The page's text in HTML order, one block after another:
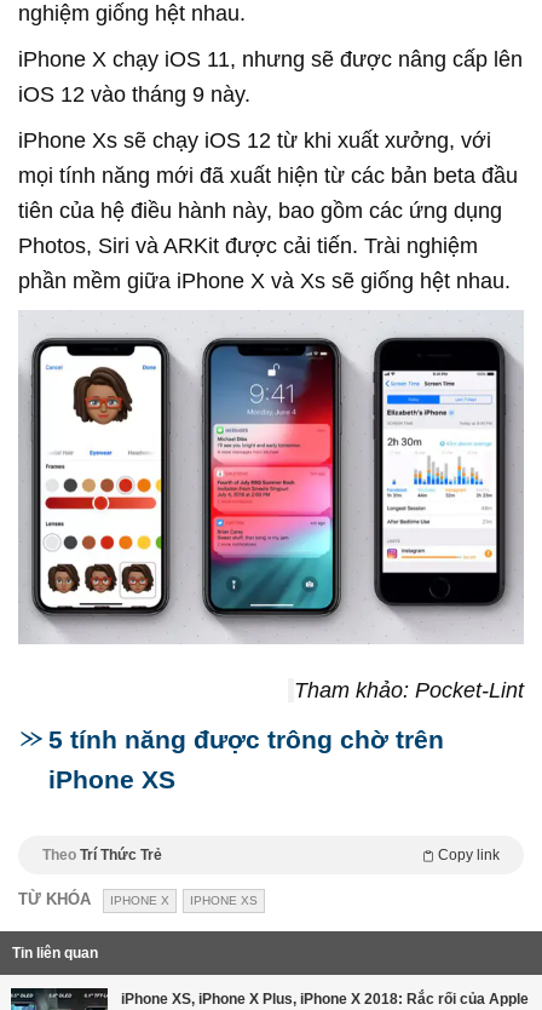
nghiệm giống hệt nhau.
iPhone X chạy iOS 11, nhưng sẽ được nâng cấp lên
iOS 12 vào tháng 9 này.
iPhone Xs sẽ chạy iOS 12 từ khi xuất xưởng, với
mọi tính năng mới đã xuất hiện từ các bản beta đầu
tiên của hệ điều hành này, bao gồm các ứng dụng
Photos, Siri và ARKit được cải tiến. Trài nghiệm
phần mềm giữa iPhone X và Xs sẽ giống hệt nhau.
Tham khảo: Pocket-Lint
5 tính năng được trông chờ trên
iPhone XS
Theo Trí Thức Trẻ Copy link
TỪ KHÓA IPHONE X IPHONE XS
Tin liên quan
iPhone XS, iPhone X Plus, iPhone X 2018: Rắc rối của Apple